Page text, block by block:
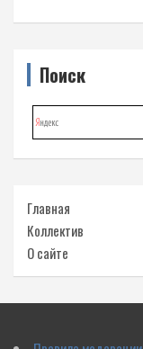
Поиск
Главная
Коллектив
О сайте